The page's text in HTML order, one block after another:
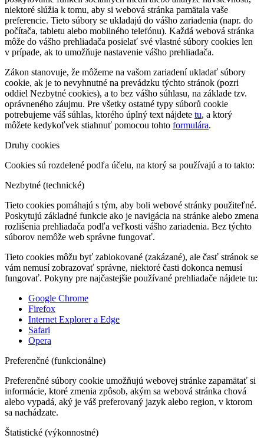
niektoré slúžia k tomu, aby si webová stránka pamätala vaše
preferencie. Tieto súbory se ukladajú do vášho zariadenia (napr. do
počítača, tabletu alebo mobilného telefónu). Každá webová stránka
môže do vášho prehliadača posielať své vlastné súbory cookies len
v prípade, ak to umožňuje nastavenie vášho prehliadača.
Zákon stanovuje, že môžeme na vašom zariadení ukladať súbory
cookie, ak je to nevyhnutné na prevádzku týchto stránok (pozri
oddiel Nezbytné cookies), a to bez vášho súhlasu, na základe tzv.
oprávneného záujmu. Pre všetky ostatné typy súborů cookie
potrebujeme váš súhlas, ktorého úplný text nájdete tu, a ktorý
môžete kedykoľvek stiahnuť pomocou tohto formulára.
Druhy cookies
Cookies sú rozdelené podľa účelu, na ktorý sa používajú a to takto:
Nezbytné (technické)
Tieto cookies pomáhajú s tým, aby boli webové stránky použiteľné.
Poskytujú základné funkcie ako je navigácia na stránke alebo zmena
rozlišenia prehliadača podľa veľkosti vášho zariadenia. Bez týchto
súborov nemôže web správne fungovať.
Tieto cookies môžu byť zablokované (zakázané), ale časť stránok se
vám nemusí zobrazovať správne, niektoré časti dokonca nemusí
fungovať. Pokyny pre najčastejšie používané prehliadače nájdete tu:
Google Chrome
Firefox
Internet Explorer a Edge
Safari
Opera
Preferenčné (funkcionálne)
Preferenčné súbory cookie umožňujú webovej stránke zapamätať si
informácie, ktoré zmenia zpôsob, akým sa webová stránka chová
alebo vypadá, aký je váš preferovaný jazyk alebo region, v ktorom
sa nachádzate.
Štatistické (výkonnostné)